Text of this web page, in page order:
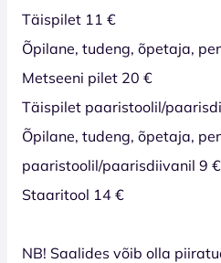
Täispilet 11 €
Õpilane, tudeng, õpetaja,
Metseeni pilet 20 €
Täispilet paaristoolil/
Õpilane, tudeng, õpetaja,
paaristoolil/paarisdiivanil 9 €
Staaritool 14 €
NB! Saalides võib olla